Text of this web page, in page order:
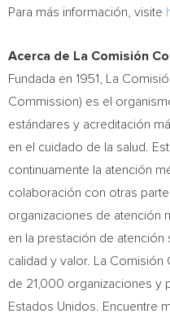
Para más información, visite
Acerca de La Comisión
Fundada en 1951, La
Commission) es el
estándares y acreditación
en el cuidado de la salud.
continuamente la atención
colaboración con otras
organizaciones de atención
en la prestación de atención
calidad y valor. La Comisión
de 21,000 organizaciones y
Estados Unidos. Encuentre